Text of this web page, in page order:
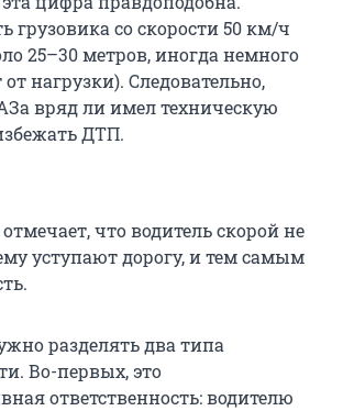
грузовика со скорости 50 км/ч
25–30 метров, иногда немного
нагрузки). Следовательно,
вряд ли имел техническую
ДТП.
что водитель скорой не
уступают дорогу, и тем самым
разделять два типа
Во-первых, это
ответственность: водителю